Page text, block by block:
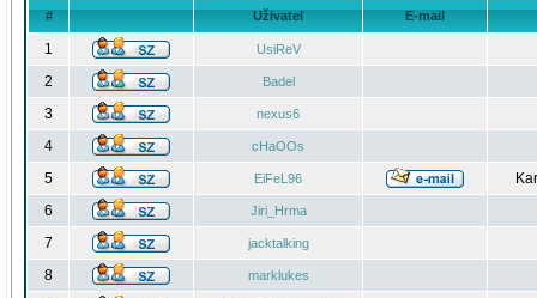
# Uživatel E-mail
1 UsiReV
2 Badel
3 nexus6
4 cHaOOs
5 EiFeL96
6
Jiri_Hrma
7 jacktalking
8 marklukes